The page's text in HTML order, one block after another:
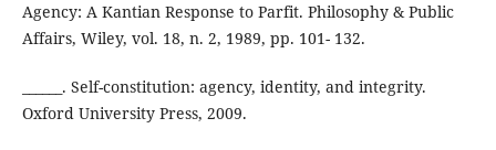
Agency: A Kantian Response to Parfit. Philosophy & Public
Affairs, Wiley, vol. 18, n. 2, 1989, pp. 101- 132.
______. Self-constitution: agency, identity, and integrity.
Oxford University Press, 2009.